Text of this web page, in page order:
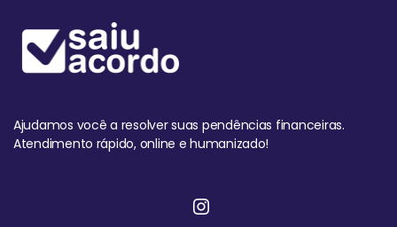
Ajudamos você a resolver suas pendências financeiras.
Atendimento rápido, online e humanizado!